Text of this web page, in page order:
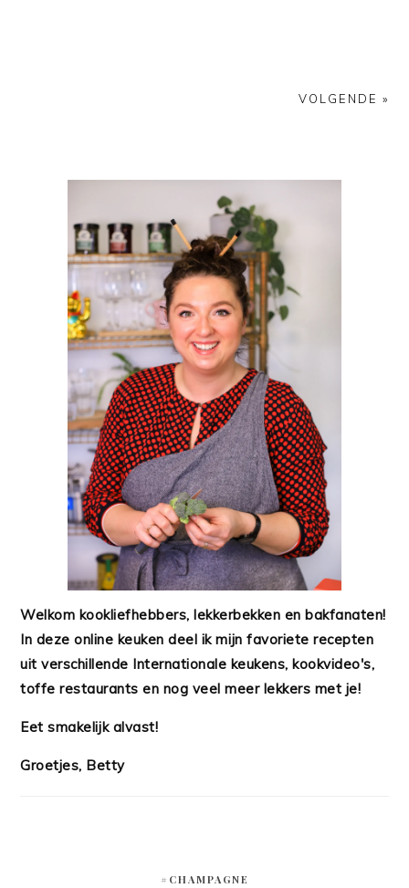
VOLGENDE »
Welkom kookliefhebbers, lekkerbekken en bakfanaten!
In deze online keuken deel ik mijn favoriete recepten
uit verschillende Internationale keukens, kookvideo's,
toffe restaurants en nog veel meer lekkers met je!
Eet smakelijk alvast!
Groetjes, Betty
#CHAMPAGNE